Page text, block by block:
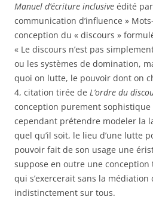
Manuel d’écriture inclusive édité par
communication d’influence »
conception du « discours »
« Le discours n’est pas
ou les systèmes de domination,
quoi on lutte, le pouvoir dont on
4, citation tirée de L’ordre du
conception purement
cependant prétendre modeler la
quel qu’il soit, le lieu d’une lutte
pouvoir fait de son usage une
suppose en outre une
qui s’exercerait sans la médiation
indistinctement sur tous.